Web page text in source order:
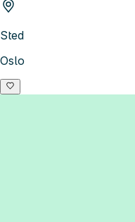
Sted
Oslo